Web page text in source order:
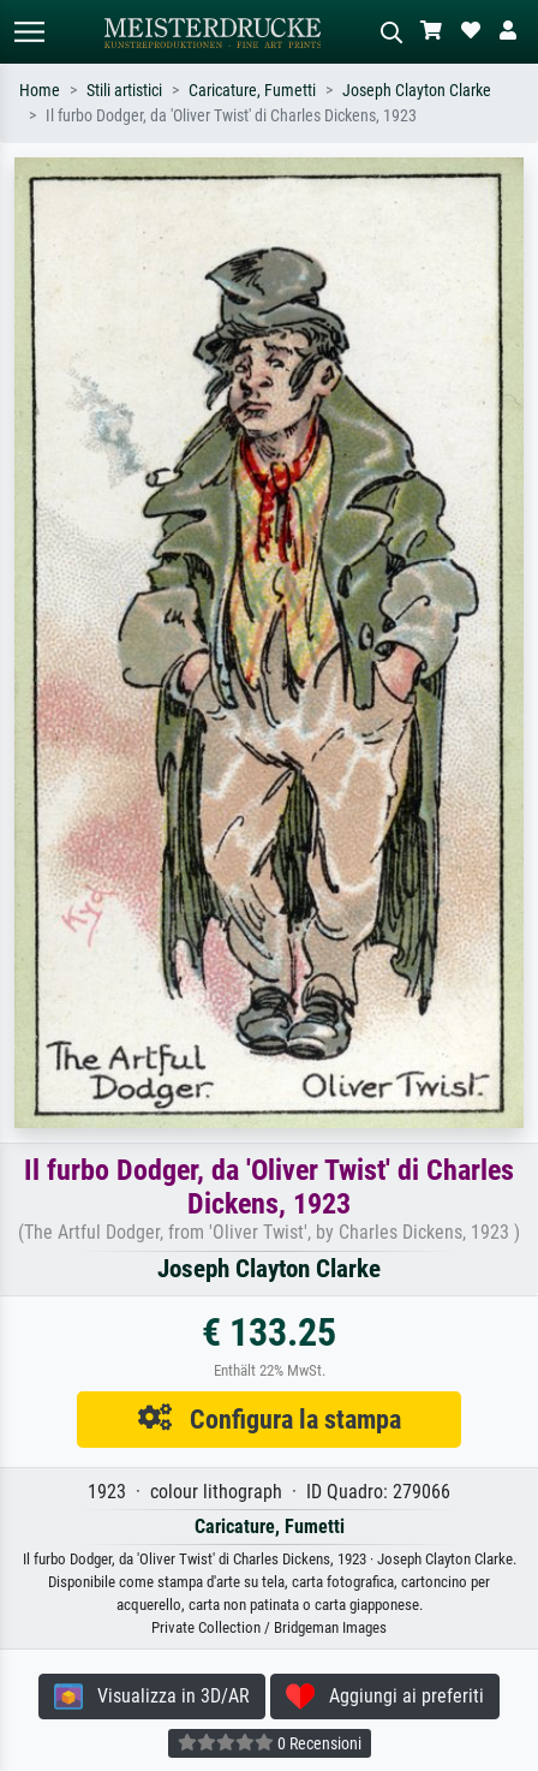
Cerca per artista, titolo o stile – es.
Descrivi la scena – es. prato verde,
astratto con molto rosso, dipinto a
olio scuro, nudo in piedi vicino a un
Home Stili artistici Caricature, Fumetti
Joseph Clayton Clarke
Il furbo Dodger, da 'Oliver Twist' di Charles Dickens, 1923
Il furbo Dodger, da 'Oliver Twist' di Charles
Dickens, 1923
(The Artful Dodger, from 'Oliver Twist', by Charles Dickens, 1923 )
Joseph Clayton Clarke
€ 133.25
Enthält 22% MwSt.
Configura la stampa
1923 · colour lithograph · ID Quadro: 279066
Caricature, Fumetti
Il furbo Dodger, da 'Oliver Twist' di Charles Dickens, 1923 · Joseph Clayton Clarke.
Disponibile come stampa d'arte su tela, carta fotografica, cartoncino per
acquerello, carta non patinata o carta giapponese.
Private Collection / Bridgeman Images
Visualizza in 3D/AR Aggiungi ai preferiti
0 Recensioni